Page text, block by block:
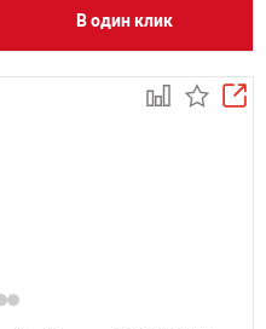
В один клик